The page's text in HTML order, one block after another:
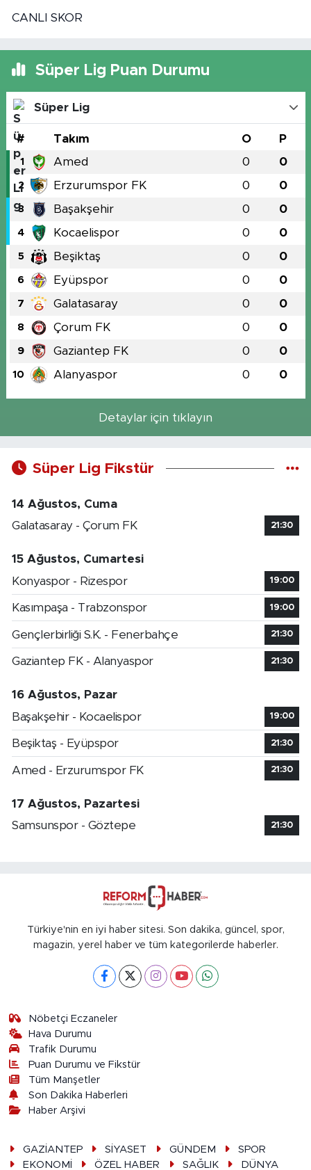
CANLI SKOR
Süper Lig Puan Durumu
Süper Lig
# Takım O P
1 Amed 0 0
2 Erzurumspor FK 0 0
3 Başakşehir 0 0
4 Kocaelispor 0 0
5 Beşiktaş 0 0
6 Eyüpspor 0 0
7 Galatasaray 0 0
8 Çorum FK 0 0
9 Gaziantep FK 0 0
10 Alanyaspor 0 0
Detaylar için tıklayın
Süper Lig Fikstür
14 Ağustos, Cuma
Galatasaray - Çorum FK
21:30
15 Ağustos, Cumartesi
Konyaspor - Rizespor
19:00
Kasımpaşa - Trabzonspor 19:00
Gençlerbirliği S.K. - Fenerbahçe 21:30
Gaziantep FK - Alanyaspor 21:30
16 Ağustos, Pazar
Başakşehir - Kocaelispor
19:00
Beşiktaş - Eyüpspor 21:30
Amed - Erzurumspor FK 21:30
17 Ağustos, Pazartesi
Samsunspor - Göztepe
21:30
Türkiye'nin en iyi haber sitesi. Son dakika, güncel, spor,
magazin, yerel haber ve tüm kategorilerde haberler.
Nöbetçi Eczaneler
Hava Durumu
Trafik Durumu
Puan Durumu ve Fikstür
Tüm Manşetler
Son Dakika Haberleri
Haber Arşivi
GAZİANTEP SİYASET GÜNDEM
SPOR
EKONOMİ
ÖZEL HABER SAĞLIK DÜNYA